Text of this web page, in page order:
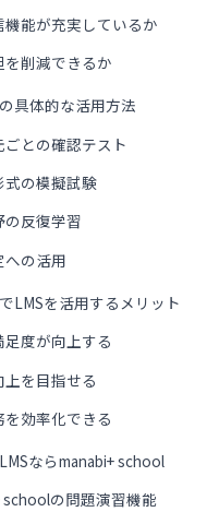
習・テスト機能
捗管理
発行
LMSを選ぶ際のポイント4選
機能が充実しているか
歴を分析できるか
信機能が充実しているか
担を削減できるか
元ごとの確認テスト
式の模擬試験
野の反復学習